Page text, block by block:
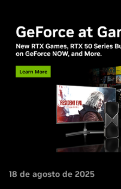
18 de agosto de 2025